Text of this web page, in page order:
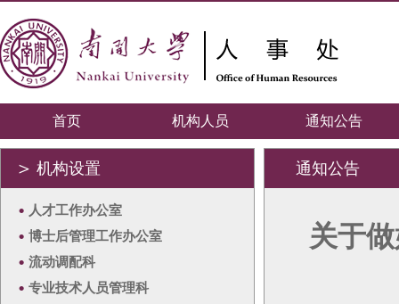
首页 机构人员 通知公告
＞ 机构设置
• 人才工作办公室
• 博士后管理工作办公室
• 流动调配科
• 专业技术人员管理科
通知公告
关于